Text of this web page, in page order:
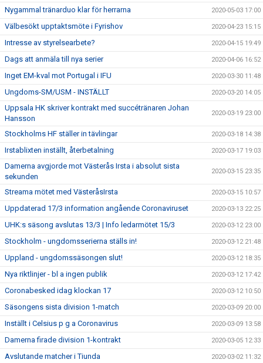
Nygammal tränarduo klar för herrarna 2020-05-03 17:00
Välbesökt upptaktsmöte i Fyrishov 2020-04-23 15:15
Intresse av styrelsearbete? 2020-04-15 19:49
Dags att anmäla till nya serier 2020-04-06 16:52
Inget EM-kval mot Portugal i IFU 2020-03-30 11:48
Ungdoms-SM/USM - INSTÄLLT 2020-03-20 14:05
Uppsala HK skriver kontrakt med succétränaren Johan
Hansson
2020-03-19 23:00
Stockholms HF ställer in tävlingar 2020-03-18 14:38
Irstablixten inställt, återbetalning 2020-03-17 19:03
Damerna avgjorde mot Västerås Irsta i absolut sista
sekunden
2020-03-15 23:35
Streama mötet med VästeråsIrsta 2020-03-15 10:57
Uppdaterad 17/3 information angående Coronaviruset 2020-03-13 22:25
UHK:s säsong avslutas 13/3 | Info ledarmötet 15/3 2020-03-12 23:00
Stockholm - ungdomsserierna ställs in! 2020-03-12 21:48
Uppland - ungdomssäsongen slut! 2020-03-12 18:35
Nya riktlinjer - bl a ingen publik 2020-03-12 17:42
Coronabesked idag klockan 17 2020-03-12 10:50
Säsongens sista division 1-match 2020-03-09 20:00
Inställt i Celsius p g a Coronavirus 2020-03-09 13:58
Damerna firade division 1-kontrakt 2020-03-05 12:33
Avslutande matcher i Tiunda 2020-03-02 11:32